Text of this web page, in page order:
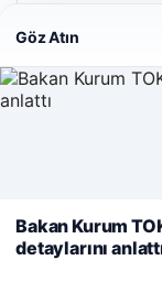
Trabzonspor’da
İmza Töreni:
2 Yaşındaki
Personeline Ödül
Web sitemizi nasıl
kullanıyoruz.
Çerez
Reddet
Göz Atın
Bakan Kurum
detaylarını